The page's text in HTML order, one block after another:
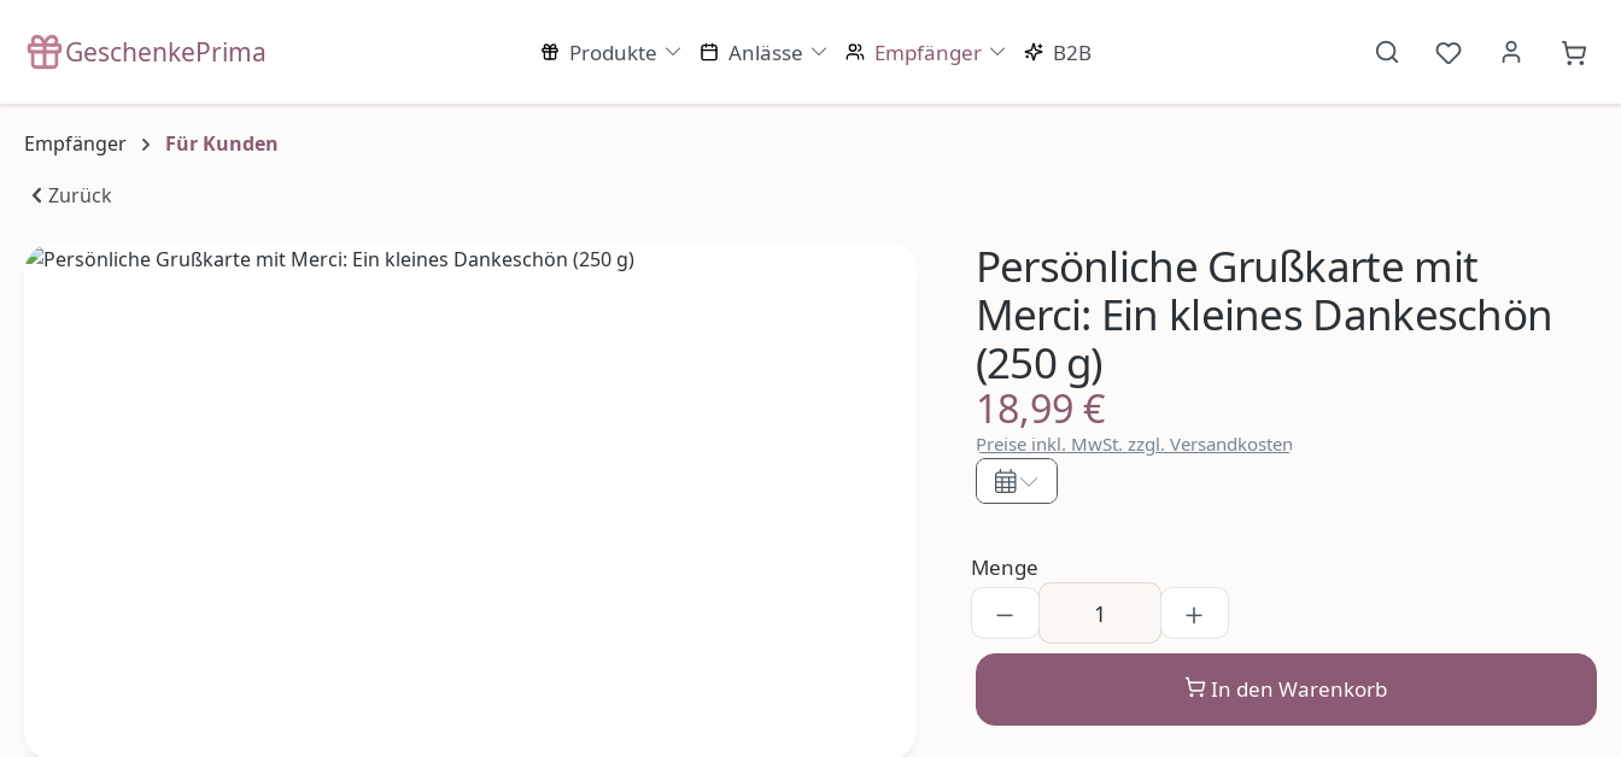
GeschenkePrima Produkte Anlässe Empfänger B2B
Du hast 0
Empfänger
Für Kunden
Zurück
Bildergalerie überspringen
Persönliche Grußkarte mit
Merci: Ein kleines Dankeschön
(250 g)
Regulärer Preis:
18,99 €
Preise inkl. MwSt. zzgl. Versandkosten
Menge
In den Warenkorb